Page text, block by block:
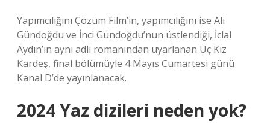
Yapımcılığını Çözüm Film’in, yapımcılığını ise Ali
Gündoğdu ve İnci Gündoğdu’nun üstlendiği, İclal
Aydın’ın aynı adlı romanından uyarlanan Üç Kız
Kardeş, final bölümüyle 4 Mayıs Cumartesi günü
Kanal D’de yayınlanacak.
2024 Yaz dizileri neden yok?